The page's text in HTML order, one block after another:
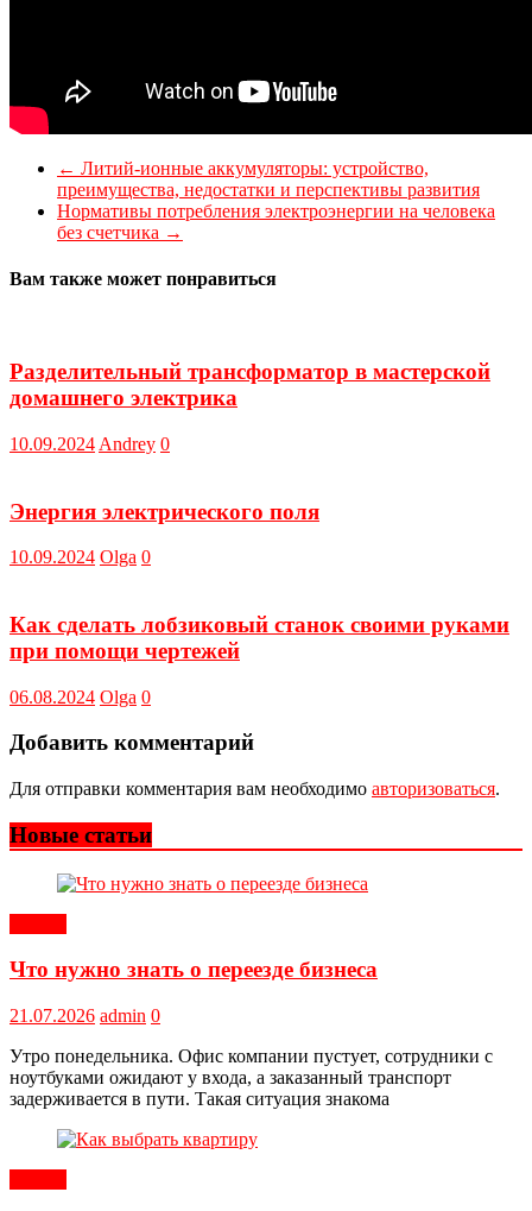
← Литий-ионные аккумуляторы: устройство,
преимущества, недостатки и перспективы развития
Нормативы потребления электроэнергии на человека
без счетчика →
Вам также может понравиться
Разделительный трансформатор в мастерской
домашнего электрика
10.09.2024 Andrey 0
Энергия электрического поля
10.09.2024 Olga 0
Как сделать лобзиковый станок своими руками
при помощи чертежей
06.08.2024 Olga 0
Добавить комментарий
Для отправки комментария вам необходимо авторизоваться.
Новые статьи
Что нужно знать о переезде бизнеса
21.07.2026 admin 0
Утро понедельника. Офис компании пустует, сотрудники с
ноутбуками ожидают у входа, а заказанный транспорт
задерживается в пути. Такая ситуация знакома